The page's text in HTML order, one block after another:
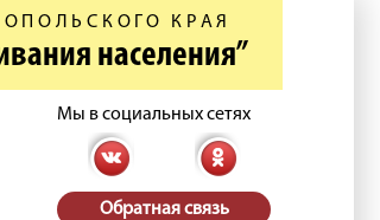
КРАЯ
населения”
Мы в социальных сетях
Обратная связь